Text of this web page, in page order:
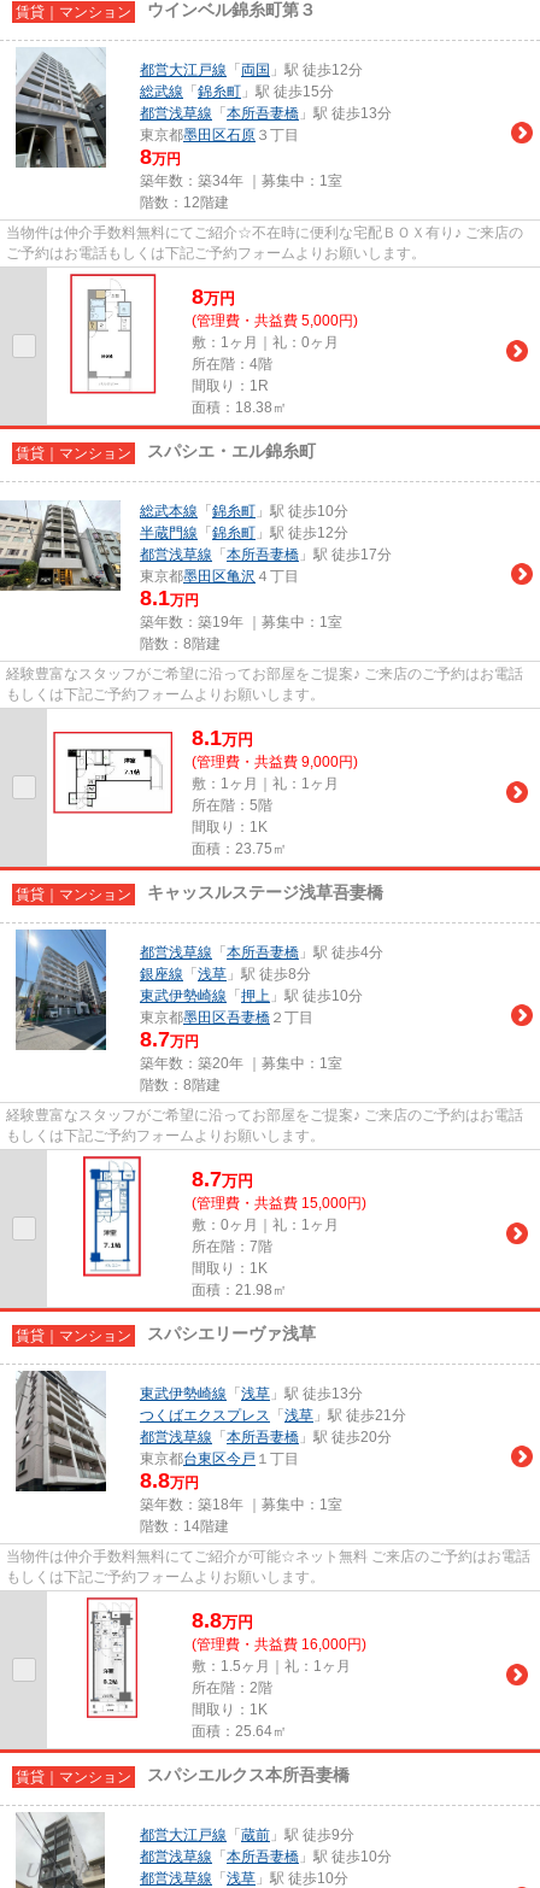
賃貸｜マンション ウインベル錦糸町第３
都営大江戸線 「 両国 」駅 徒歩12分
総武線 「 錦糸町 」駅 徒歩15分
都営浅草線 「 本所吾妻橋 」駅 徒歩13分
東京都墨田区石原 ３丁目
8万円
築年数：築34年 ｜募集中： 1室
階数：12階建
当物件は仲介手数料無料にてご紹介☆不在時に便利な宅配ＢＯＸ有り♪ ご来店の
ご予約はお電話もしくは下記ご予約フォームよりお願いします。
8万円
(管理費・共益費 5,000円)
敷：1ヶ月｜礼：0ヶ月
所在階：4階
間取り：1R
面積：18.38㎡
賃貸｜マンション スパシエ・エル錦糸町
総武本線 「 錦糸町 」駅 徒歩10分
半蔵門線 「 錦糸町 」駅 徒歩12分
都営浅草線 「 本所吾妻橋 」駅 徒歩17分
東京都墨田区亀沢 ４丁目
8.1万円
築年数：築19年 ｜募集中： 1室
階数：8階建
経験豊富なスタッフがご希望に沿ってお部屋をご提案♪ ご来店のご予約はお電話
もしくは下記ご予約フォームよりお願いします。
8.1万円
(管理費・共益費 9,000円)
敷：1ヶ月｜礼：1ヶ月
所在階：5階
間取り：1K
面積：23.75㎡
賃貸｜マンション キャッスルステージ浅草吾妻橋
都営浅草線 「 本所吾妻橋 」駅 徒歩4分
銀座線 「 浅草 」駅 徒歩8分
東武伊勢崎線 「 押上 」駅 徒歩10分
東京都墨田区吾妻橋 ２丁目
8.7万円
築年数：築20年 ｜募集中： 1室
階数：8階建
経験豊富なスタッフがご希望に沿ってお部屋をご提案♪ ご来店のご予約はお電話
もしくは下記ご予約フォームよりお願いします。
8.7万円
(管理費・共益費 15,000円)
敷：0ヶ月｜礼：1ヶ月
所在階：7階
間取り：1K
面積：21.98㎡
賃貸｜マンション スパシエリーヴァ浅草
東武伊勢崎線 「 浅草 」駅 徒歩13分
つくばエクスプレス 「 浅草 」駅 徒歩21分
都営浅草線 「 本所吾妻橋 」駅 徒歩20分
東京都台東区今戸 １丁目
8.8万円
築年数：築18年 ｜募集中： 1室
階数：14階建
当物件は仲介手数料無料にてご紹介が可能☆ネット無料 ご来店のご予約はお電話
もしくは下記ご予約フォームよりお願いします。
8.8万円
(管理費・共益費 16,000円)
敷：1.5ヶ月｜礼：1ヶ月
所在階：2階
間取り：1K
面積：25.64㎡
賃貸｜マンション スパシエルクス本所吾妻橋
都営大江戸線 「 蔵前 」駅 徒歩9分
都営浅草線 「 本所吾妻橋 」駅 徒歩10分
都営浅草線 「 浅草 」駅 徒歩10分